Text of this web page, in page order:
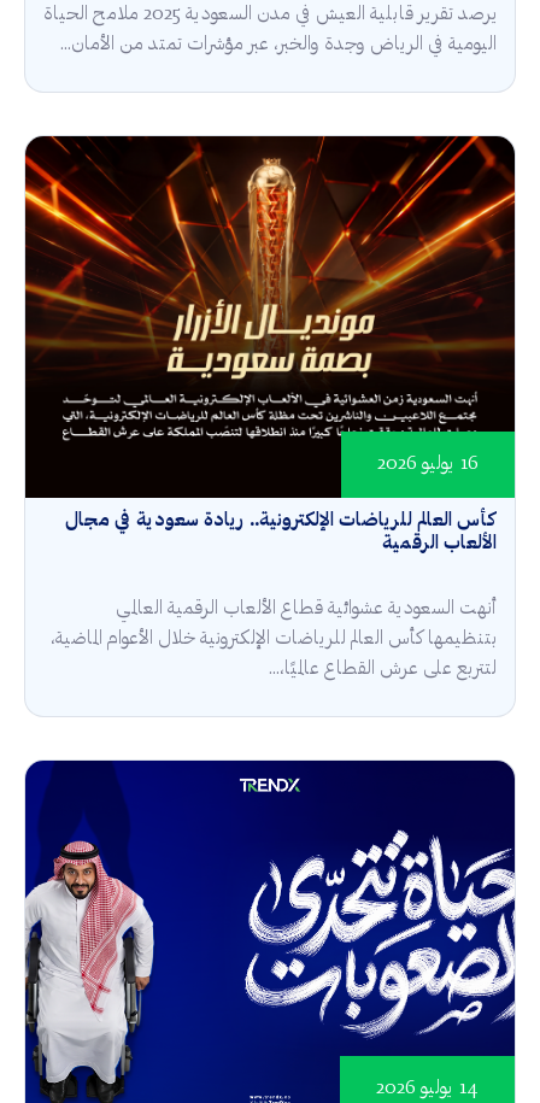
يرصد تقرير قابلية العيش في مدن السعودية 2025 ملامح الحياة
اليومية في الرياض وجدة والخبر، عبر مؤشرات تمتد من الأمان...
كأس العالم للرياضات الإلكترونية.. ريادة سعودية في مجال
الألعاب الرقمية
16 يوليو 2026
أنهت السعودية عشوائية قطاع الألعاب الرقمية العالمي
بتنظيمها كأس العالم للرياضات الإلكترونية خلال الأعوام الماضية،
لتتربع على عرش القطاع عالميًا،...
14 يوليو 2026